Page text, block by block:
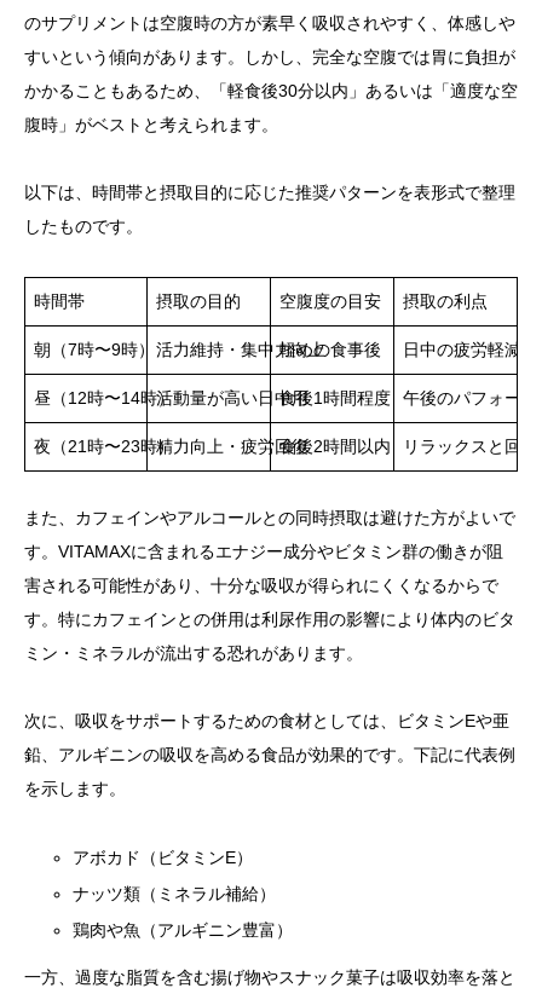
のサプリメントは空腹時の方が素早く吸収されやすく、体感しや
すいという傾向があります。しかし、完全な空腹では胃に負担が
かかることもあるため、「軽食後30分以内」あるいは「適度な空
腹時」がベストと考えられます。
以下は、時間帯と摂取目的に応じた推奨パターンを表形式で整理
したものです。
時間帯 摂取の目的 空腹度の目安 摂取の利点
朝（7時〜9時） 活力維持・集中力向上軽めの食事後 日中の疲労軽減
昼（12時〜14時）活動量が高い日中用食後1時間程度 午後のパフォー
夜（21時〜23時）精力向上・疲労回復食後2時間以内 リラックスと回
また、カフェインやアルコールとの同時摂取は避けた方がよいで
す。VITAMAXに含まれるエナジー成分やビタミン群の働きが阻
害される可能性があり、十分な吸収が得られにくくなるからで
す。特にカフェインとの併用は利尿作用の影響により体内のビタ
ミン・ミネラルが流出する恐れがあります。
次に、吸収をサポートするための食材としては、ビタミンEや亜
鉛、アルギニンの吸収を高める食品が効果的です。下記に代表例
を示します。
アボカド（ビタミンE）
ナッツ類（ミネラル補給）
鶏肉や魚（アルギニン豊富）
一方、過度な脂質を含む揚げ物やスナック菓子は吸収効率を落と